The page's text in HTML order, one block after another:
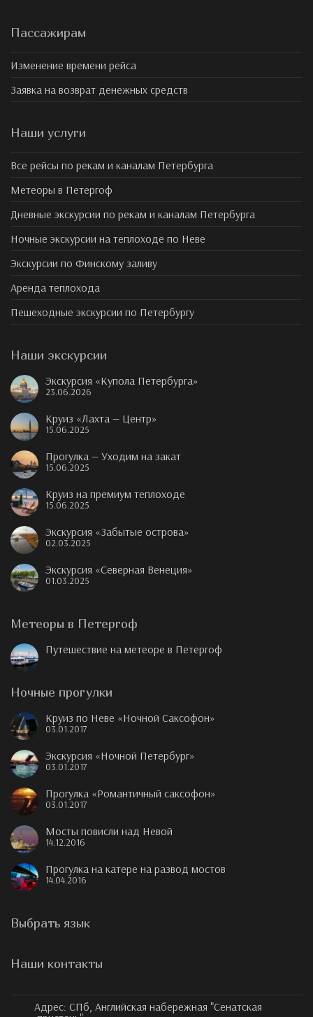
Пассажирам
Изменение времени рейса
Заявка на возврат денежных средств
Наши услуги
Все рейсы по рекам и каналам Петербурга
Метеоры в Петергоф
Дневные экскурсии по рекам и каналам Петербурга
Ночные экскурсии на теплоходе по Неве
Экскурсии по Финскому заливу
Аренда теплохода
Пешеходные экскурсии по Петербургу
Наши экскурсии
Экскурсия «Купола Петербурга»
23.06.2026
Круиз «Лахта — Центр»
15.06.2025
Прогулка — Уходим на закат
15.06.2025
Круиз на премиум теплоходе
15.06.2025
Экскурсия «Забытые острова»
02.03.2025
Экскурсия «Северная Венеция»
01.03.2025
Метеоры в Петергоф
Путешествие на метеоре в Петергоф
Ночные прогулки
Круиз по Неве «Ночной Саксофон»
03.01.2017
Экскурсия «Ночной Петербург»
03.01.2017
Прогулка «Романтичный саксофон»
03.01.2017
Мосты повисли над Невой
14.12.2016
Прогулка на катере на развод мостов
14.04.2016
Выбрать язык
Наши контакты
Адрес: СПб, Английская набережная "Сенатская